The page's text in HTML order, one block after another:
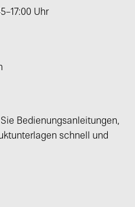
Uhr
Bedienungsanleitungen,
schnell und